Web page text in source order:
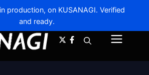
production, on KUSANAGI. Verified
and ready.
A- A+